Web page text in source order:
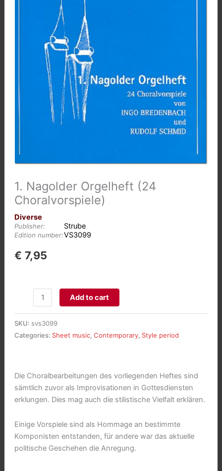
1. Nagolder Orgelheft (24
Choralvorspiele)
Diverse
Publisher: Strube
Edition number:VS3099
€ 7,95
Nagolder
Choralvorspiele)
Add to cart
SKU: svs3099
Categories: Sheet music, Contemporary, Style period
Die Choralbearbeitungen des vorliegenden Heftes sind
sämtlich zuvor als Improvisationen in Gottesdiensten
erklungen. Dies mag auch die stilistische Vielfalt erklären.
Einige Vorspiele sind als Hommage an bestimmte
Komponisten entstanden, für andere war das aktuelle
politische Geschehen die Anregung.